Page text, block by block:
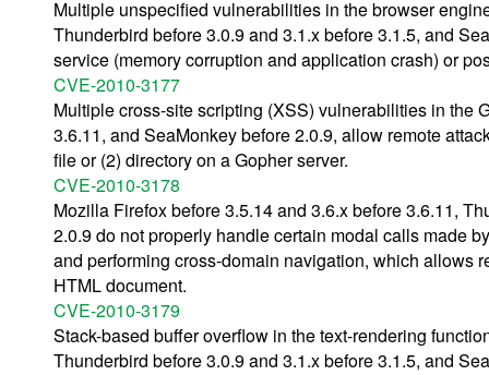
Multiple unspecified vulnerabilities in the browser
Thunderbird before 3.0.9 and 3.1.x before 3.1.5, and
service (memory corruption and application crash) or
CVE-2010-3177
Multiple cross-site scripting (XSS) vulnerabilities in the
3.6.11, and SeaMonkey before 2.0.9, allow remote
file or (2) directory on a Gopher server.
CVE-2010-3178
Mozilla Firefox before 3.5.14 and 3.6.x before 3.6.11,
2.0.9 do not properly handle certain modal calls made
and performing cross-domain navigation, which allows
HTML document.
CVE-2010-3179
Stack-based buffer overflow in the text-rendering
Thunderbird before 3.0.9 and 3.1.x before 3.1.5, and